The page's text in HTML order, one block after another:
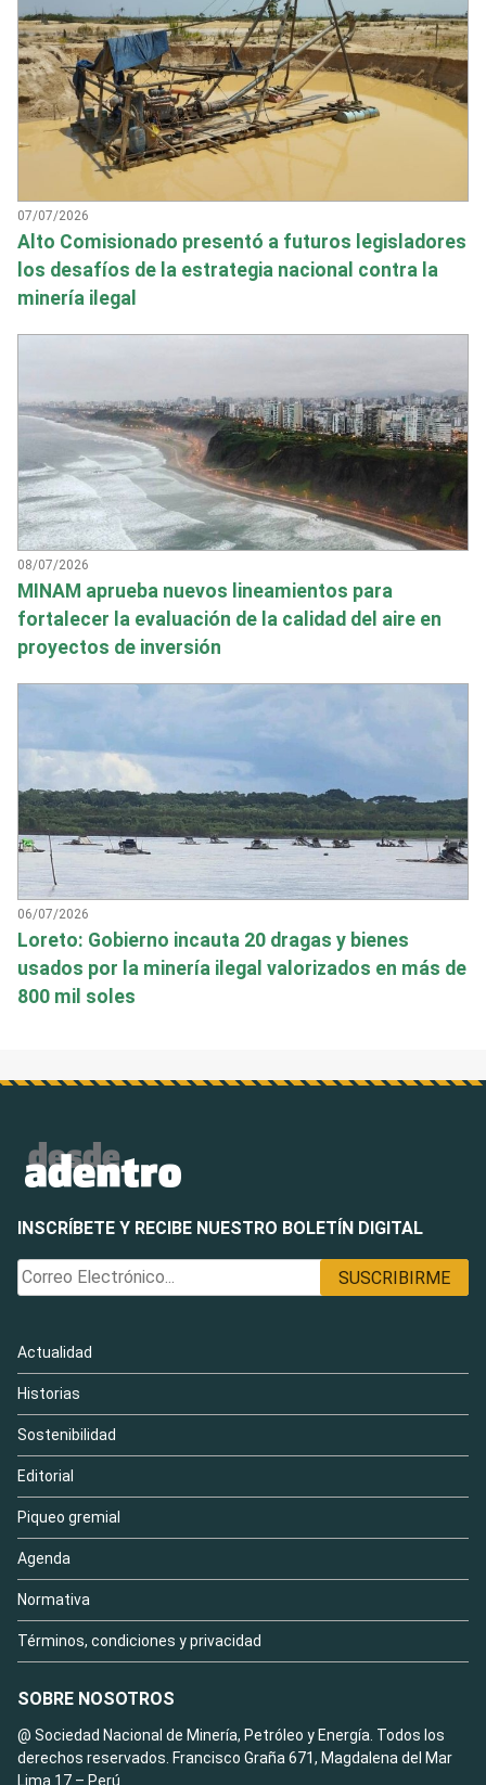
07/07/2026
Alto Comisionado presentó a futuros legisladores
los desafíos de la estrategia nacional contra la
minería ilegal
08/07/2026
MINAM aprueba nuevos lineamientos para
fortalecer la evaluación de la calidad del aire en
proyectos de inversión
06/07/2026
Loreto: Gobierno incauta 20 dragas y bienes
usados por la minería ilegal valorizados en más de
800 mil soles
INSCRÍBETE Y RECIBE NUESTRO BOLETÍN DIGITAL
Actualidad
Historias
Sostenibilidad
Editorial
Piqueo gremial
Agenda
Normativa
Términos, condiciones y privacidad
SOBRE NOSOTROS
@ Sociedad Nacional de Minería, Petróleo y Energía. Todos los
derechos reservados. Francisco Graña 671, Magdalena del Mar
Lima 17 – Perú